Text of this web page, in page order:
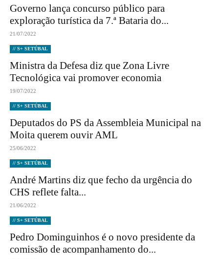
Governo lança concurso público para
exploração turística da 7.ª Bataria do...
21/07/2022
// S+ SETÚBAL
Ministra da Defesa diz que Zona Livre
Tecnológica vai promover economia
19/07/2022
// S+ SETÚBAL
Deputados do PS da Assembleia Municipal na
Moita querem ouvir AML
25/06/2022
// S+ SETÚBAL
André Martins diz que fecho da urgência do
CHS reflete falta...
21/06/2022
// S+ SETÚBAL
Pedro Dominguinhos é o novo presidente da
comissão de acompanhamento do...